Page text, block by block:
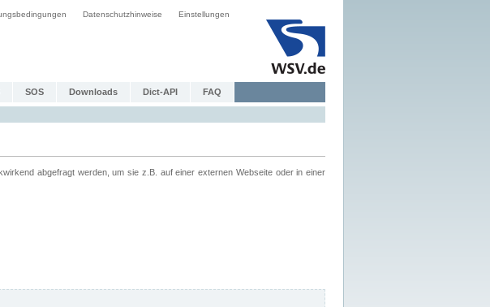
Datenschutzhinweise Einstellungen
SOS Downloads Dict-API FAQ
abgefragt werden, um sie z.B. auf einer externen Webseite oder in einer